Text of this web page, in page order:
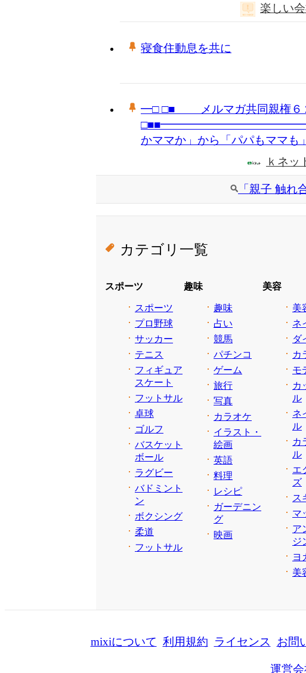
楽しい
寝食住動息を共に
━□ □■ メルマガ共同親権６２
かママか」から「パパもママも
ｋネ
「親子 触れ
カテゴリ一覧
スポーツ
スポーツ
プロ野球
サッカー
テニス
フィギュア
スケート
フットサル
卓球
ゴルフ
バスケット
ボール
ラグビー
バドミント
ン
ボクシング
柔道
フットサル
趣味
趣味
占い
競馬
パチンコ
ゲーム
旅行
写真
カラオケ
イラスト・
絵画
英語
料理
レシピ
ガーデニン
グ
映画
美容
美
ネ
ダ
カ
モ
カ
ル
ネ
ル
カ
ル
エ
ズ
ス
マ
ア
ジ
ヨ
美
mixiについて 利用規約 ライセンス お問
運営会